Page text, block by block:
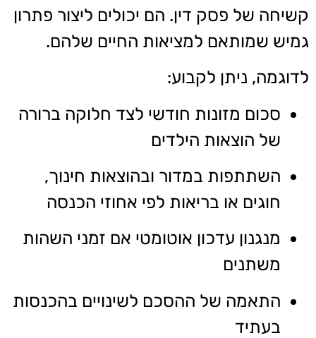
קשיחה של פסק דין. הם יכולים ליצור פתרון
גמיש שמותאם למציאות החיים שלהם.
לדוגמה, ניתן לקבוע:
סכום מזונות חודשי לצד חלוקה ברורה
של הוצאות הילדים
השתתפות במדור ובהוצאות חינוך,
חוגים או בריאות לפי אחוזי הכנסה
מנגנון עדכון אוטומטי אם זמני השהות
משתנים
התאמה של ההסכם לשינויים בהכנסות
בעתיד